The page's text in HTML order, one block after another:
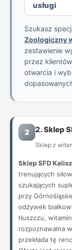
usługi
Szukasz
Zoologiczny
zestawienie
przez
otwarcia i
2 2. Sklep
Sklep z
Sklep SFD Kalisz
trenujących
szukających
przy
odżywek
tłuszczu,
rozpoznawalna
przekłada tę